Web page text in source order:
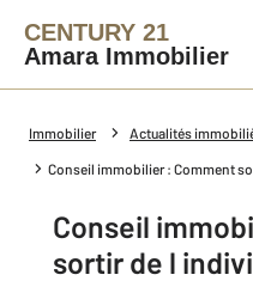
CENTURY 21
Amara Immobilier
Immobilier Actualités
Conseil immobilier : Comment
Conseil
sortir de l